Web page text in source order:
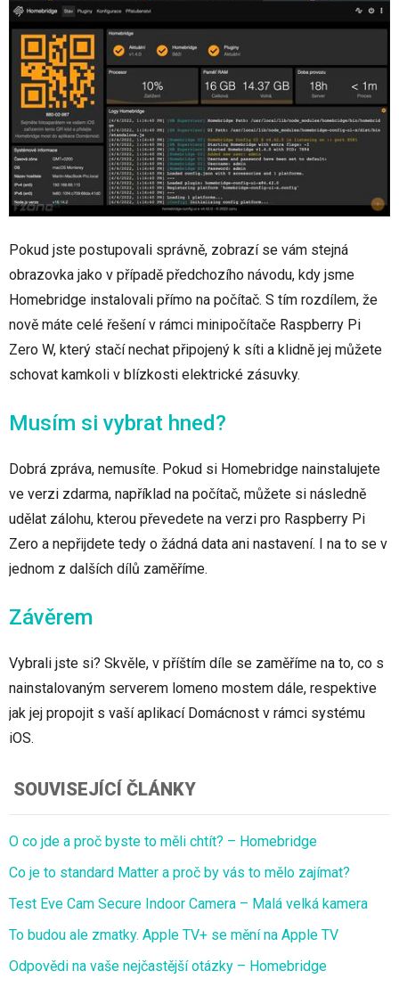
Pokud jste postupovali správně, zobrazí se vám stejná
obrazovka jako v případě předchozího návodu, kdy jsme
Homebridge instalovali přímo na počítač. S tím rozdílem, že
nově máte celé řešení v rámci minipočítače Raspberry Pi
Zero W, který stačí nechat připojený k síti a klidně jej můžete
schovat kamkoli v blízkosti elektrické zásuvky.
Musím si vybrat hned?
Dobrá zpráva, nemusíte. Pokud si Homebridge nainstalujete
ve verzi zdarma, například na počítač, můžete si následně
udělat zálohu, kterou převedete na verzi pro Raspberry Pi
Zero a nepřijdete tedy o žádná data ani nastavení. I na to se v
jednom z dalších dílů zaměříme.
Závěrem
Vybrali jste si? Skvěle, v příštím díle se zaměříme na to, co s
nainstalovaným serverem lomeno mostem dále, respektive
jak jej propojit s vaší aplikací Domácnost v rámci systému
iOS.
SOUVISEJÍCÍ ČLÁNKY
O co jde a proč byste to měli chtít? – Homebridge
Co je to standard Matter a proč by vás to mělo zajímat?
Test Eve Cam Secure Indoor Camera – Malá velká kamera
To budou ale zmatky. Apple TV+ se mění na Apple TV
Odpovědi na vaše nejčastější otázky – Homebridge